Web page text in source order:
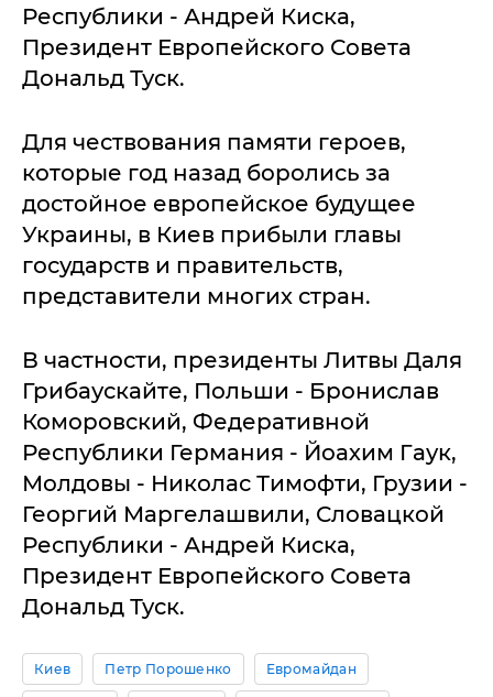
Республики - Андрей Киска,
Президент Европейского Совета
Дональд Туск.
Для чествования памяти героев,
которые год назад боролись за
достойное европейское будущее
Украины, в Киев прибыли главы
государств и правительств,
представители многих стран.
В частности, президенты Литвы Даля
Грибаускайте, Польши - Бронислав
Коморовский, Федеративной
Республики Германия - Йоахим Гаук,
Молдовы - Николас Тимофти, Грузии -
Георгий Маргелашвили, Словацкой
Республики - Андрей Киска,
Президент Европейского Совета
Дональд Туск.
Киев Петр Порошенко Евромайдан